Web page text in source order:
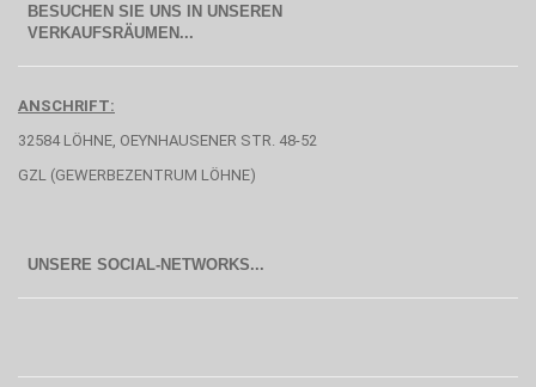
BESUCHEN SIE UNS IN UNSEREN
VERKAUFSRÄUMEN...
ANSCHRIFT:
32584 LÖHNE, OEYNHAUSENER STR. 48-52
GZL (GEWERBEZENTRUM LÖHNE)
UNSERE SOCIAL-NETWORKS...